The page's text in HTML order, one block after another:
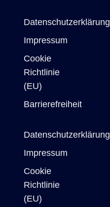
Datenschutzerklärung
Impressum
Cookie
Richtlinie
(EU)
Barrierefreiheit
Datenschutzerklärung
Impressum
Cookie
Richtlinie
(EU)